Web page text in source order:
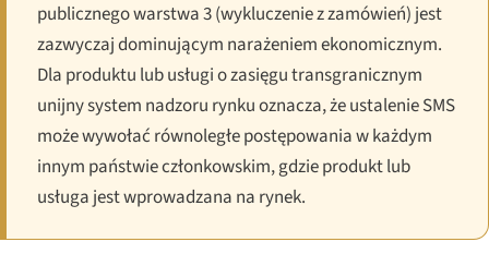
publicznego warstwa 3 (wykluczenie z zamówień) jest
zazwyczaj dominującym narażeniem ekonomicznym.
Dla produktu lub usługi o zasięgu transgranicznym
unijny system nadzoru rynku oznacza, że ustalenie SMS
może wywołać równoległe postępowania w każdym
innym państwie członkowskim, gdzie produkt lub
usługa jest wprowadzana na rynek.